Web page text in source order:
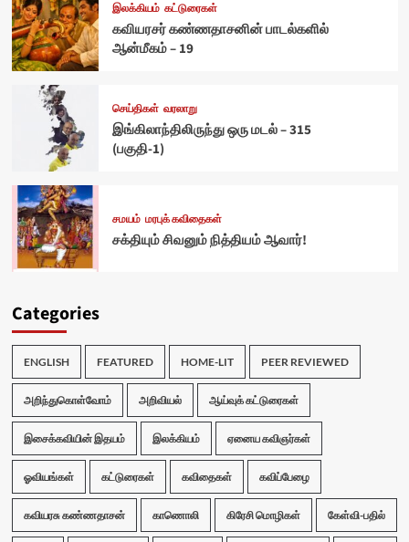
இலக்கியம் கட்டுரைகள்
கவியரசர் கண்ணதாசனின் பாடல்களில்
ஆன்மீகம் – 19
செய்திகள் வரலாறு
இங்கிலாந்திலிருந்து ஒரு மடல் – 315
(பகுதி-1)
சமயம் மரபுக் கவிதைகள்
சக்தியும் சிவனும் நித்தியம் ஆவார்!
Categories
ENGLISH FEATURED HOME-LIT PEER REVIEWED
அறிந்துகொள்வோம் அறிவியல் ஆய்வுக் கட்டுரைகள்
இசைக்கவியின் இதயம் இலக்கியம் ஏனைய கவிஞர்கள்
ஓவியங்கள் கட்டுரைகள் கவிதைகள் கவிப்பேழை
கவியரசு கண்ணதாசன் காணொலி கிரேசி மொழிகள் கேள்வி-பதில்